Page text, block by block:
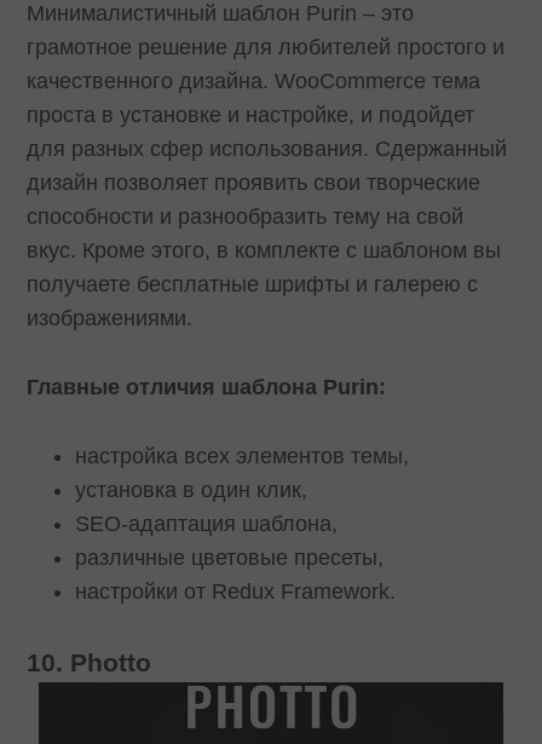
Минималистичный шаблон Purin – это
грамотное решение для любителей простого и
качественного дизайна. WooCommerce тема
проста в установке и настройке, и подойдет
для разных сфер использования. Сдержанный
дизайн позволяет проявить свои творческие
способности и разнообразить тему на свой
вкус. Кроме этого, в комплекте с шаблоном вы
получаете бесплатные шрифты и галерею с
изображениями.
Главные отличия шаблона Purin:
настройка всех элементов темы,
установка в один клик,
SEO-адаптация шаблона,
различные цветовые пресеты,
настройки от Redux Framework.
10. Photto